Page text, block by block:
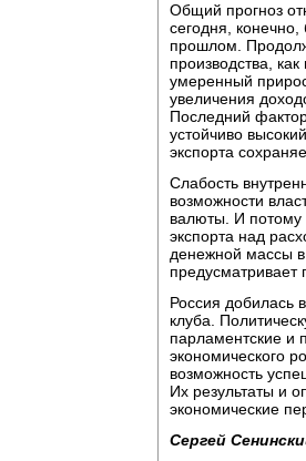
Общий прогноз
сегодня,
прошлом.
производства,
умеренный
увеличения
Последний
устойчиво
экспорта
Слабость
возможности
валюты. И потому
экспорта над
денежной массы в
Россия добилась
клуба.
парламентские и
экономического
возможность
Их результаты и
экономические
Сергей